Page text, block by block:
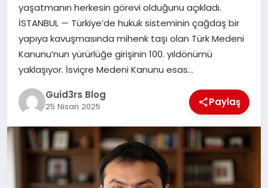
EĞITIM
yaşatmanın herkesin görevi olduğunu açıkladı.
İSTANBUL — Türkiye’de hukuk sisteminin çağdaş bir
yapıya kavuşmasında mihenk taşı olan Türk Medeni
Kanunu’nun yürürlüğe girişinin 100. yıldönümü
yaklaşıyor. İsviçre Medeni Kanunu esas…
Guid3rs Blog
25 Nisan 2025 Paylaş